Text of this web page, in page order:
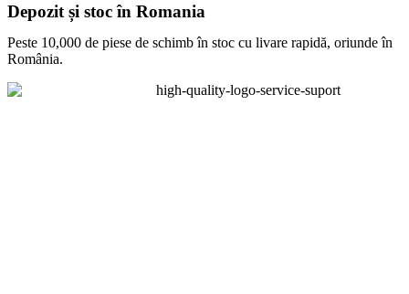
Depozit și stoc în Romania
Peste 10,000 de piese de schimb în stoc cu livare rapidă, oriunde în
România.